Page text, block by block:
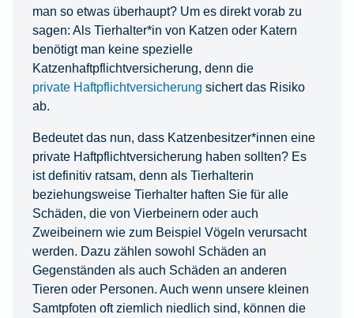
man so etwas überhaupt? Um es direkt vorab zu
sagen: Als Tierhalter*in von Katzen oder Katern
benötigt man keine spezielle
Katzenhaftpflichtversicherung, denn die
private Haftpflichtversicherung sichert das Risiko
ab.
Bedeutet das nun, dass Katzenbesitzer*innen eine
private Haftpflichtversicherung haben sollten? Es
ist definitiv ratsam, denn als Tierhalterin
beziehungsweise Tierhalter haften Sie für alle
Schäden, die von Vierbeinern oder auch
Zweibeinern wie zum Beispiel Vögeln verursacht
werden. Dazu zählen sowohl Schäden an
Gegenständen als auch Schäden an anderen
Tieren oder Personen. Auch wenn unsere kleinen
Samtpfoten oft ziemlich niedlich sind, können die